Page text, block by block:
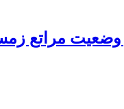
وضعیت مراتع